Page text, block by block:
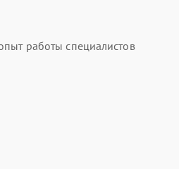
работы специалистов